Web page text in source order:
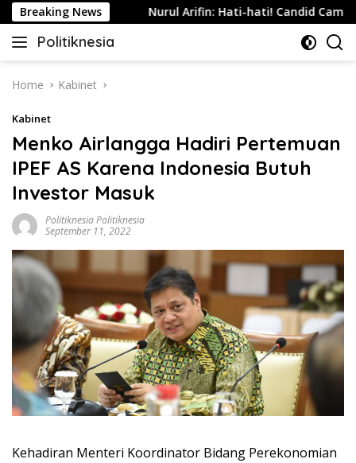
Skip
to
content
Breaking News
Indonesia Nurul Arifin: Hati-hati! Candid Camera
Politiknesia
Politiknesia.com
Home Kabinet
Kabinet
Menko Airlangga Hadiri Pertemuan
IPEF AS Karena Indonesia Butuh
Investor Masuk
Politiknesia Politiknesia
September 11, 2022
Kehadiran Menteri Koordinator Bidang Perekonomian